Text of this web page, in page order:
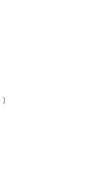
classificações
)